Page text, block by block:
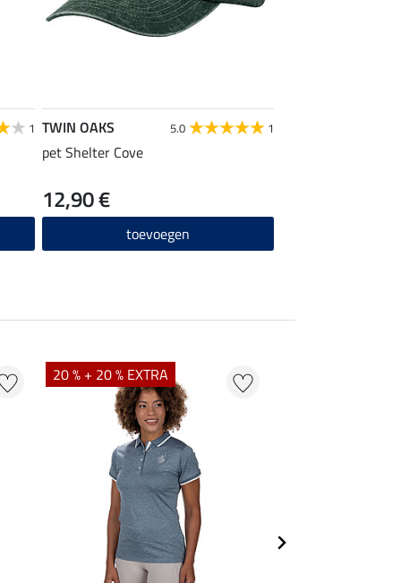
1 TWIN OAKS 5.0 1
pet Shelter Cove
12,90 €
toevoegen
20 % + 20 % EXTRA